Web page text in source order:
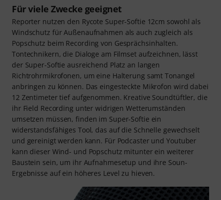
Für viele Zwecke geeignet
Reporter nutzen den Rycote Super-Softie 12cm sowohl als
Windschutz für Außenaufnahmen als auch zugleich als
Popschutz beim Recording von Gesprächsinhalten.
Tontechnikern, die Dialoge am Filmset aufzeichnen, lässt
der Super-Softie ausreichend Platz an langen
Richtrohrmikrofonen, um eine Halterung samt Tonangel
anbringen zu können. Das eingesteckte Mikrofon wird dabei
12 Zentimeter tief aufgenommen. Kreative Soundtüftler, die
ihr Field Recording unter widrigen Wetterumständen
umsetzen müssen, finden im Super-Softie ein
widerstandsfähiges Tool, das auf die Schnelle gewechselt
und gereinigt werden kann. Für Podcaster und Youtuber
kann dieser Wind- und Popschutz mitunter ein weiterer
Baustein sein, um ihr Aufnahmesetup und ihre Soun-
Ergebnisse auf ein höheres Level zu hieven.